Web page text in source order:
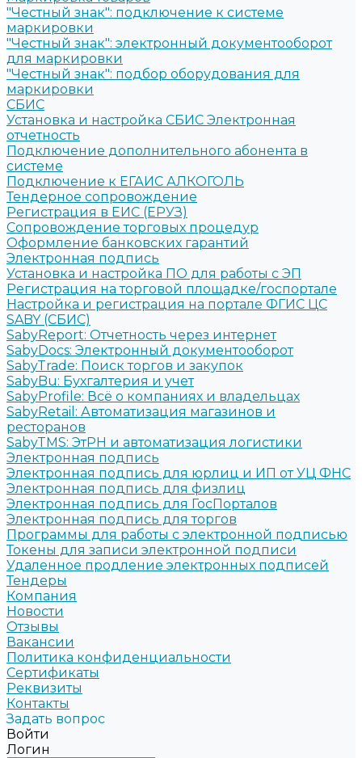
"Честный знак": подключение к системе
маркировки
"Честный знак": электронный документооборот
для маркировки
"Честный знак": подбор оборудования для
маркировки
СБИС
Установка и настройка СБИС Электронная
отчетность
Подключение дополнительного абонента в
системе
Подключение к ЕГАИС АЛКОГОЛЬ
Тендерное сопровождение
Регистрация в ЕИС (ЕРУЗ)
Сопровождение торговых процедур
Оформление банковских гарантий
Электронная подпись
Установка и настройка ПО для работы с ЭП
Регистрация на торговой площадке/госпортале
Настройка и регистрация на портале ФГИС ЦС
SABY (СБИС)
SabyReport: Отчетность через интернет
SabyDocs: Электронный документооборот
SabyTrade: Поиск торгов и закупок
SabyBu: Бухгалтерия и учет
SabyProfile: Всё о компаниях и владельцах
SabyRetail: Автоматизация магазинов и
ресторанов
SabyTMS: ЭтРН и автоматизация логистики
Электронная подпись
Электронная подпись для юрлиц и ИП от УЦ ФНС
Электронная подпись для физлиц
Электронная подпись для ГосПорталов
Электронная подпись для торгов
Программы для работы с электронной подписью
Токены для записи электронной подписи
Удаленное продление электронных подписей
Тендеры
Компания
Новости
Отзывы
Вакансии
Политика конфиденциальности
Сертификаты
Реквизиты
Контакты
Задать вопрос
Войти
Логин